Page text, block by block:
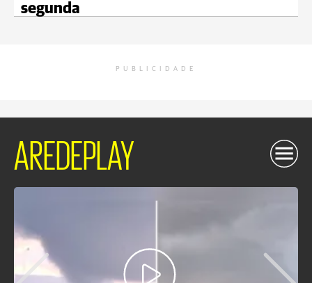
segunda
PUBLICIDADE
AREDEPLAY